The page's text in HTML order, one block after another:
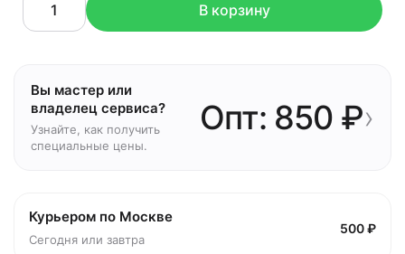
В корзину
Вы мастер или
владелец сервиса?
Узнайте, как получить
специальные цены.
Опт: 850 ₽›
Курьером по Москве
Сегодня или завтра
500 ₽